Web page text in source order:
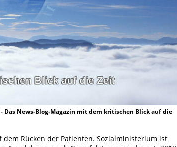
Das News-Blog-Magazin mit dem kritischen Blick auf die
dem Rücken der Patienten. Sozialministerium ist